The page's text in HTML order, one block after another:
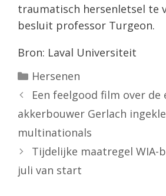
traumatisch hersenletsel te
besluit professor Turgeon.
Bron: Laval Universiteit
Categorieën
Hersenen
Een feelgood film over de
akkerbouwer Gerlach
multinationals
Tijdelijke maatregel WIA-
juli van start